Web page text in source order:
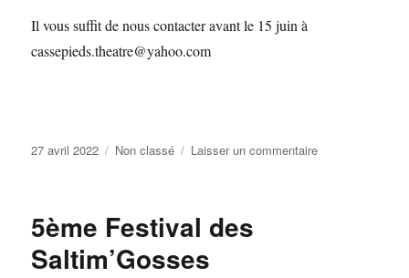
Il vous suffit de nous contacter avant le 15 juin à
cassepieds.theatre@yahoo.com
Publié
27 avril 2022 Catégories
Non classé Laisser un commentairesur
5ème Festival des
Saltim’Gosses